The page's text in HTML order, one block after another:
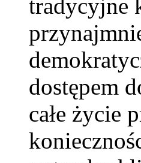
tradycyjne
dostępem
całe życie